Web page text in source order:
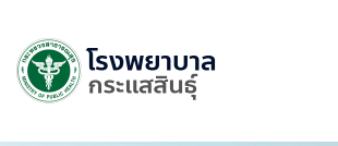
content